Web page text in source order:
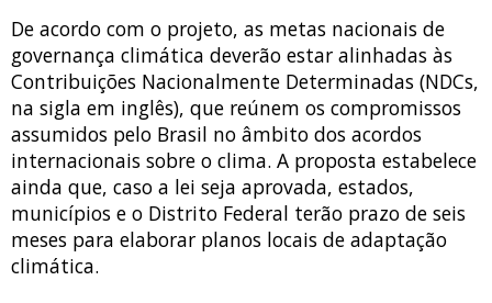
De acordo com o projeto, as metas nacionais de
governança climática deverão estar alinhadas às
Contribuições Nacionalmente Determinadas (NDCs,
na sigla em inglês), que reúnem os compromissos
assumidos pelo Brasil no âmbito dos acordos
internacionais sobre o clima. A proposta estabelece
ainda que, caso a lei seja aprovada, estados,
municípios e o Distrito Federal terão prazo de seis
meses para elaborar planos locais de adaptação
climática.